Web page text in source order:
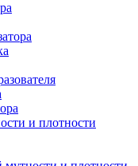
и плотности